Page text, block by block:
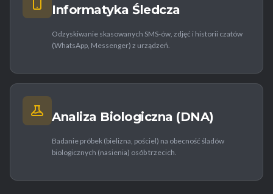
Informatyka Śledcza
Odzyskiwanie skasowanych SMS-ów, zdjęć i historii czatów
(WhatsApp, Messenger) z urządzeń.
Analiza Biologiczna (DNA)
Badanie próbek (bielizna, pościel) na obecność śladów
biologicznych (nasienia) osób trzecich.